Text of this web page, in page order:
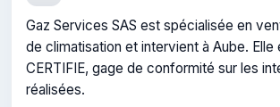
Gaz Services SAS est spécialisée en
de climatisation et intervient à Aube.
CERTIFIE, gage de conformité sur les
réalisées.